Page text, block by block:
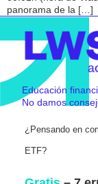
panorama de la […]
Educación
No damos
¿Pensando en
ETF?